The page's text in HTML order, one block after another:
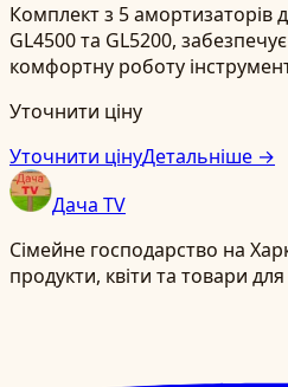
Комплект з 5 амортизаторів
GL4500 та GL5200,
комфортну роботу
Уточнити ціну
Уточнити цінуДетальніше →
Дача TV
Сімейне господарство на
продукти, квіти та товари